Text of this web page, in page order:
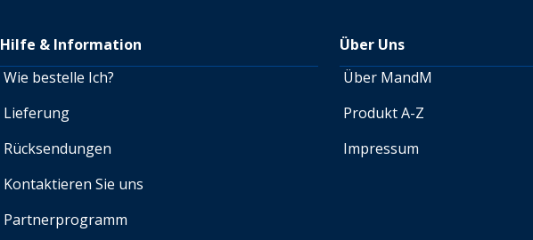
Hilfe & Information
Wie bestelle Ich?
Lieferung
Rücksendungen
Kontaktieren Sie uns
Partnerprogramm
Über Uns
Über MandM
Produkt A-Z
Impressum